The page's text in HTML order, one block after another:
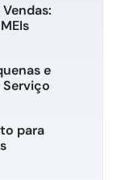
e
Serviço
para